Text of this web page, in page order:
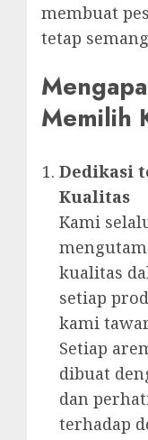
membuat
tetap
Mengapa
Memilih
Dedikasi
Kualitas
Kami
kualitas
setiap
kami
Setiap
dibuat
dan
terhadap